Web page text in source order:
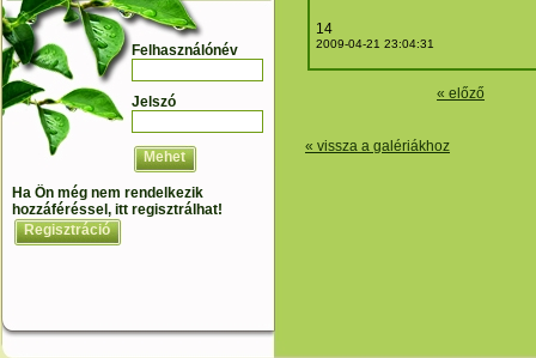
Felhasználónév
Jelszó
Mehet
Ha Ön még nem rendelkezik
hozzáféréssel, itt regisztrálhat!
Regisztráció
14
2009-04-21 23:04:31
« előző
« vissza a galériákhoz